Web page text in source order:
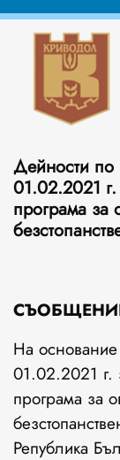
Дейности
01.02.2021
програма за
На
01.02.2021 г.
програма за
Република